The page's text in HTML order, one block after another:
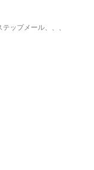
ップメール、、、